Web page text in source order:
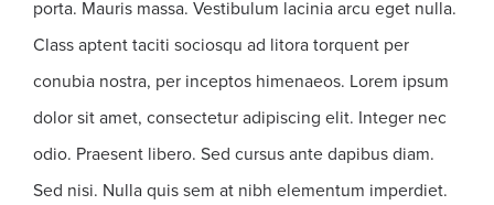
porta. Mauris massa. Vestibulum lacinia arcu eget nulla.
Class aptent taciti sociosqu ad litora torquent per
conubia nostra, per inceptos himenaeos. Lorem ipsum
dolor sit amet, consectetur adipiscing elit. Integer nec
odio. Praesent libero. Sed cursus ante dapibus diam.
Sed nisi. Nulla quis sem at nibh elementum imperdiet.